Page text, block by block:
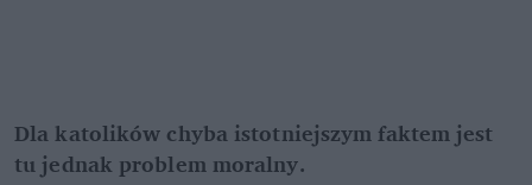
Dla katolików chyba istotniejszym faktem jest
tu jednak problem moralny.